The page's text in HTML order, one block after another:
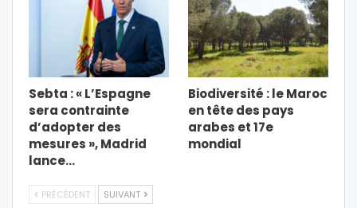
Sebta : « L’Espagne
sera contrainte
d’adopter des
mesures », Madrid
lance…
Biodiversité : le Maroc
en tête des pays
arabes et 17e
mondial
PRÉCÉDENT SUIVANT